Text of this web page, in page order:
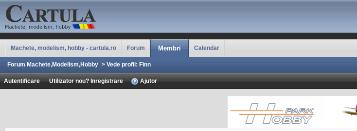
Machete, modelism, hobby - cartula.ro Forum Membri Calendar
Forum Machete,Modelism,Hobby > Vede profil: Finn
Autentificare Utilizator nou? Inregistrare Ajutor